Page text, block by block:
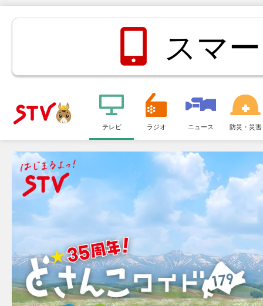
ＳＴＶ札
幌テレビ
スマ
メ
ュ
テレビ ラジオ ニュース 防災・災害